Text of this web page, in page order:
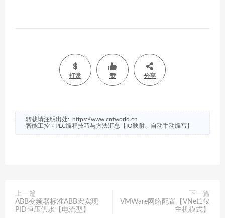
打赏 赞 分享
转载请注明出处:
https://www.cntworld.cn
智能工控 » PLC编程技巧与方法汇总【IO映射、自动手动编写】
上一篇
ABB变频器标准ABB宏实现
PID恒压供水【电流型】
下一篇
VMWare网络配置【VNet1仅
主机模式】